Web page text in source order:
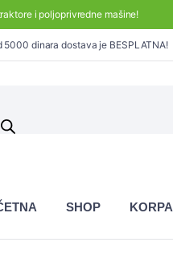
i poljoprivredne mašine!
dinara dostava je BESPLATNA!
SHOP KORPA